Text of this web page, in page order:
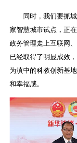
同时，我们要抓城
家智慧城市试点，正
政务管理走上互联网
已经取得了明显成效
为滇中的科教创新基
和幸福感。